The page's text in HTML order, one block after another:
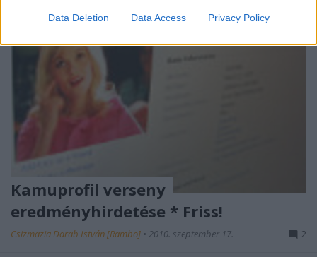
Data Deletion Data Access Privacy Policy
Kamuprofil verseny
eredményhirdetése * Friss!
Csizmazia Darab István [Rambo] • 2010. szeptember 17. 2